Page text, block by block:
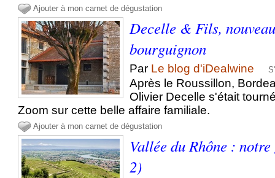
Ajouter à mon carnet de dégustation
Decelle & Fils,
bourguignon
Par Le blog d'iDealwine
Après le Roussillon,
Olivier Decelle s'était
Zoom sur cette belle affaire familiale.
Ajouter à mon carnet de dégustation
Vallée du Rhône :
2)